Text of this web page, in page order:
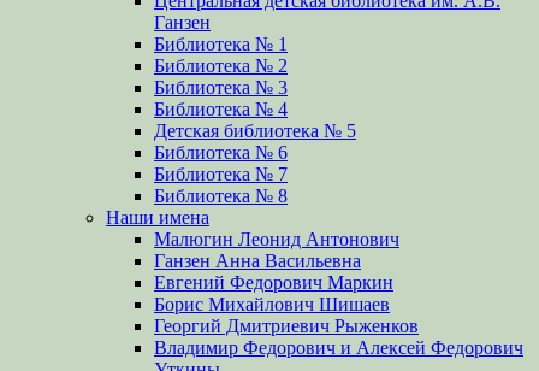
Ганзен
Библиотека № 1
Библиотека № 2
Библиотека № 3
Библиотека № 4
Детская библиотека № 5
Библиотека № 6
Библиотека № 7
Библиотека № 8
Наши имена
Малюгин Леонид Антонович
Ганзен Анна Васильевна
Евгений Федорович Маркин
Борис Михайлович Шишаев
Георгий Дмитриевич Рыженков
Владимир Федорович и Алексей Федорович